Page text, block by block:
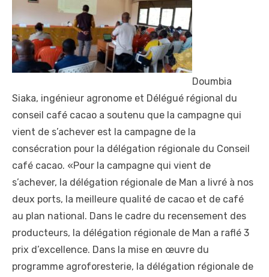
Doumbia
Siaka, ingénieur agronome et Délégué régional du
conseil café cacao a soutenu que la campagne qui
vient de s’achever est la campagne de la
consécration pour la délégation régionale du Conseil
café cacao. «Pour la campagne qui vient de
s’achever, la délégation régionale de Man a livré à nos
deux ports, la meilleure qualité de cacao et de café
au plan national. Dans le cadre du recensement des
producteurs, la délégation régionale de Man a raflé 3
prix d’excellence. Dans la mise en œuvre du
programme agroforesterie, la délégation régionale de